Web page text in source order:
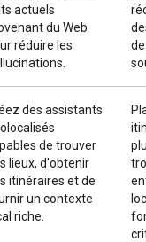
actuels
du Web
réduire les
des assistants
de trouver
lieux, d'obtenir
itinéraires et de
un contexte
riche.